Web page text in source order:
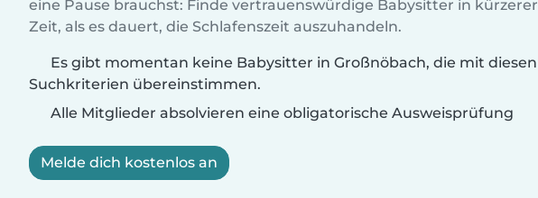
eine Pause brauchst: Finde vertrauenswürdige Babysitter in kürzerer
Zeit, als es dauert, die Schlafenszeit auszuhandeln.
Es gibt momentan keine Babysitter in Großnöbach, die mit diesen
Suchkriterien übereinstimmen.
Alle Mitglieder absolvieren eine obligatorische Ausweisprüfung
Melde dich kostenlos an